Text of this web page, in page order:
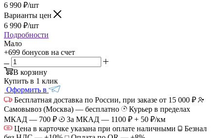
6 990 ₽/шт
Варианты цен
6 990 ₽/шт
Подробности
Мало
+699 бонусов на счет
В корзину
Купить в 1 клик
Оформить в
Бесплатная доставка по России, при заказе от 15 000 ₽
Самовывоз (Москва) — бесплатно
Курьер в пределах
МКАД — 700 ₽
За МКАД — 1100 ₽ + 50 ₽/км
Цена в карточке указана при оплате наличными
Безнал